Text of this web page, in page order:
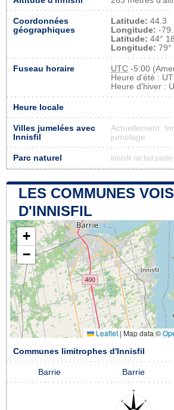
Coordonnées
géographiques
Latitude: 44.3
Longitude: -
Latitude: 44°
Longitude:
Fuseau horaire UTC -5:00
Heure d'été :
Heure d'hiver :
Heure locale
Villes jumelées avec
Innisfil
Actuellement,
jumelage
Parc naturel Innisfil ne fait
LES COMMUNES
D'INNISFIL
+
−
Leaflet | Map data ©
Communes limitrophes d'Innisfil
Barrie Barrie